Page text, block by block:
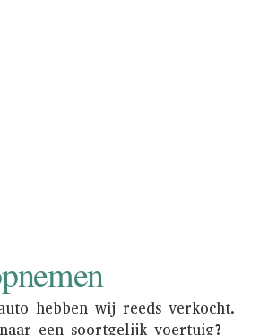
hebben wij reeds verkocht.
een soortgelijk voertuig?